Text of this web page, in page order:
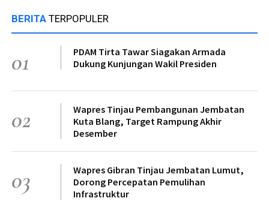
BERITA TERPOPULER
01
PDAM Tirta Tawar Siagakan Armada
Dukung Kunjungan Wakil Presiden
02
Wapres Tinjau Pembangunan Jembatan
Kuta Blang, Target Rampung Akhir
Desember
03
Wapres Gibran Tinjau Jembatan Lumut,
Dorong Percepatan Pemulihan
Infrastruktur